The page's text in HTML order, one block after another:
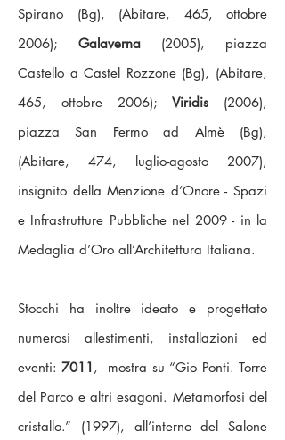
Spirano (Bg), (Abitare, 465, ottobre
2006); Galaverna (2005), piazza
Castello a Castel Rozzone (Bg), (Abitare,
465, ottobre 2006);Viridis (2006),
piazza San Fermo ad Almè (Bg),
(Abitare, 474, luglio-agosto 2007),
insignito della Menzione d’Onore - Spazi
e Infrastrutture Pubbliche nel 2009 - in la
Medaglia d’Oro all’Architettura Italiana.
Stocchi ha inoltre ideato e progettato
numerosi allestimenti, installazioni ed
eventi:7011, mostra su “Gio Ponti. Torre
del Parco e altri esagoni. Metamorfosi del
cristallo.” (1997), all’interno del Salone